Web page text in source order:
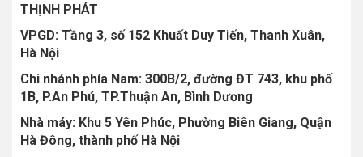
THỊNH PHÁT
VPGD: Tầng 3, số 152 Khuất Duy Tiến, Thanh Xuân,
Hà Nội
Chi nhánh phía Nam: 300B/2, đường ĐT 743, khu phố
1B, P.An Phú, TP.Thuận An, Bình Dương
Nhà máy: Khu 5 Yên Phúc, Phường Biên Giang, Quận
Hà Đông, thành phố Hà Nội